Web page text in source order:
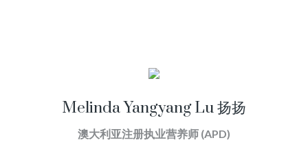
Melinda Yangyang Lu 扬扬
澳大利亚注册执业营养师 (APD)